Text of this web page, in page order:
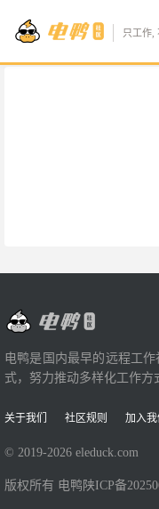
只工作,
电鸭是国内最早的远程工
式，努力推动多样化工作方
关于我们 社区规则 加入我
© 2019-2026 eleduck.com
版权所有 电鸭 陕ICP备